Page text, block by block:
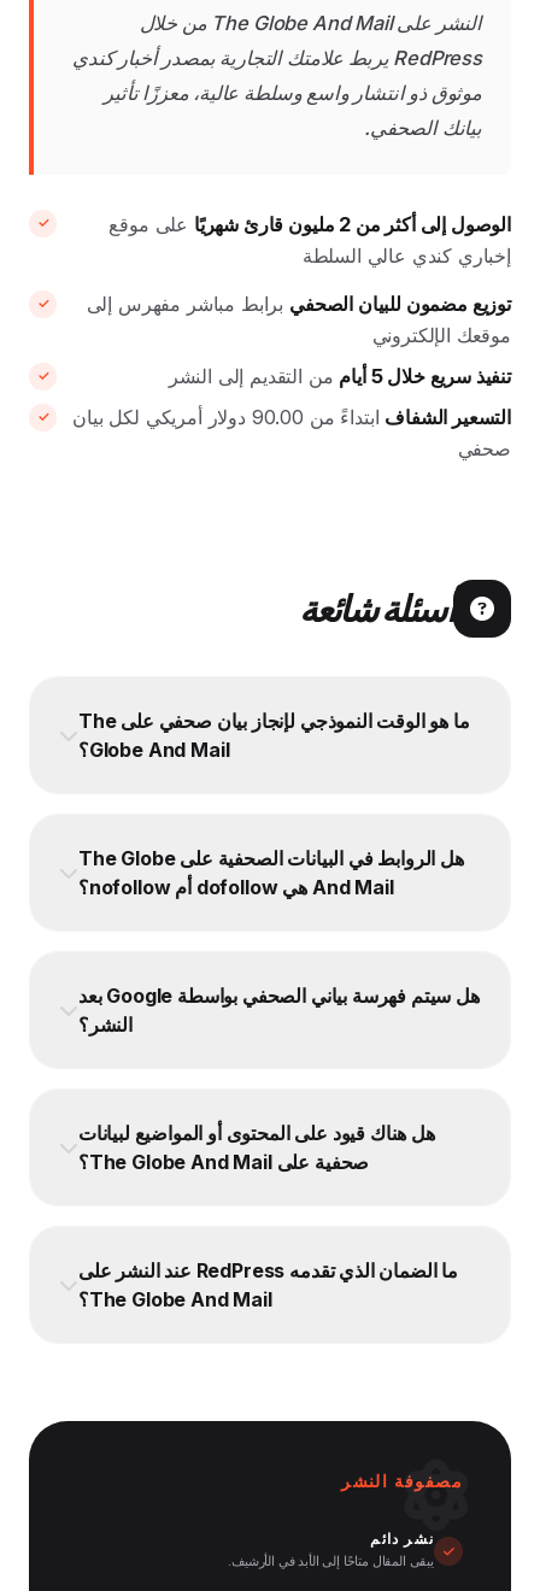
النشر على The Globe And Mail من خلال
RedPress يربط علامتك التجارية بمصدر أخبار كندي
موثوق ذو انتشار واسع وسلطة عالية، معززًا تأثير
بيانك الصحفي.
الوصول إلى أكثر من 2 مليون قارئ شهريًا
على موقع
إخباري كندي عالي السلطة
توزيع مضمون للبيان الصحفي برابط مباشر مفهرس إلى
موقعك الإلكتروني
تنفيذ سريع خلال 5 أيام
من التقديم إلى النشر
التسعير الشفاف
ابتداءً من 90.00 دولار أمريكي لكل بيان
صحفي
أسئلة شائعة
ما هو الوقت النموذجي لإنجاز بيان صحفي على The
Globe And Mail؟
هل الروابط في البيانات الصحفية على The Globe
And Mail هي dofollow أم nofollow؟
هل سيتم فهرسة بياني الصحفي بواسطة Google بعد
النشر؟
هل هناك قيود على المحتوى أو المواضيع لبيانات
صحفية على The Globe And Mail؟
ما الضمان الذي تقدمه RedPress عند النشر على
The Globe And Mail؟
مصفوفة النشر
نشر دائم
يبقى المقال متاحًا إلى الأبد في الأرشيف.